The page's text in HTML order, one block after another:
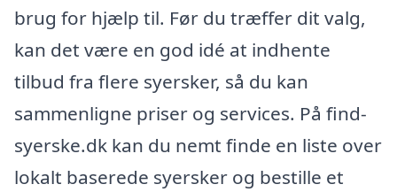
brug for hjælp til. Før du træffer dit valg,
kan det være en god idé at indhente
tilbud fra flere syersker, så du kan
sammenligne priser og services. På find-
syerske.dk kan du nemt finde en liste over
lokalt baserede syersker og bestille et